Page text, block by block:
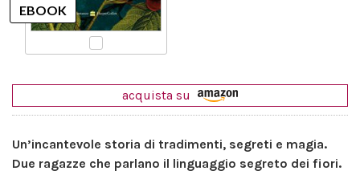
acquista su
Un’incantevole storia di tradimenti, segreti e magia.
Due ragazze che parlano il linguaggio segreto dei fiori.